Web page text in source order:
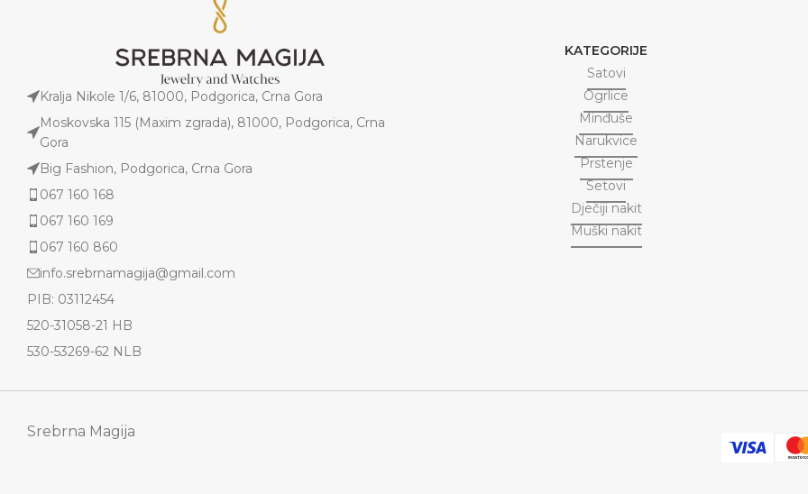
Kralja Nikole 1/6, 81000, Podgorica, Crna Gora
Moskovska 115 (Maxim zgrada), 81000, Podgorica, Crna
Gora
Big Fashion, Podgorica, Crna Gora
067 160 168
067 160 169
067 160 860
info.srebrnamagija@gmail.com
PIB: 03112454
520-31058-21 HB
530-53269-62 NLB
KATEGORIJE
Satovi
Ogrlice
Minđuše
Narukvice
Prstenje
Setovi
Dječiji nakit
Muški nakit
Srebrna Magija